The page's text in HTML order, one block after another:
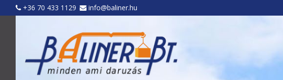
+36 70 433 1129 info@baliner.hu